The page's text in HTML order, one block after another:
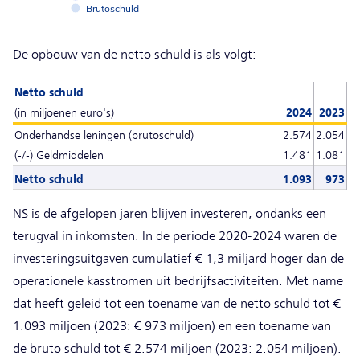
Brutoschuld
De opbouw van de netto schuld is als volgt:
Netto schuld
(in miljoenen euro's)
2024 2023
Onderhandse leningen (brutoschuld)
2.574 2.054
(-/-) Geldmiddelen
1.481
1.081
Netto schuld
1.093 973
NS is de afgelopen jaren blijven investeren, ondanks een
terugval in inkomsten. In de periode 2020-2024 waren de
investeringsuitgaven cumulatief € 1,3 miljard hoger dan de
operationele kasstromen uit bedrijfsactiviteiten. Met name
dat heeft geleid tot een toename van de netto schuld tot €
1.093 miljoen (2023: € 973 miljoen) en een toename van
de bruto schuld tot € 2.574 miljoen (2023: 2.054 miljoen).